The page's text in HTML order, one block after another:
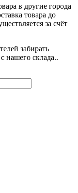
в другие города
товара до
за счёт
забирать
нашего склада..